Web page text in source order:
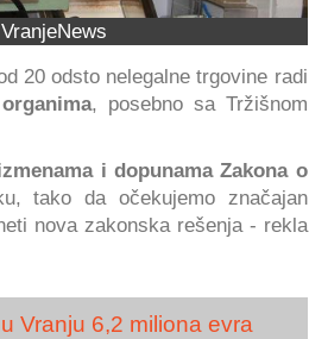
20 odsto nelegalne trgovine radi
, posebno sa Tržišnom
i dopunama Zakona o
tako da očekujemo značajan
nova zakonska rešenja - rekla
Vranju 6,2 miliona evra